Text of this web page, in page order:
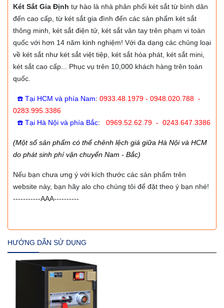
Két Sắt Gia Định tự hào là nhà phân phối két sắt từ bình dân
đến cao cấp, từ két sắt gia đình đến các sản phẩm két sắt
thông minh, két sắt điện tử, két sắt vân tay trên phạm vi toàn
quốc với hơn 14 năm kinh nghiệm! Với đa dạng các chủng loại
về két sắt như két sắt việt tiệp, két sắt hòa phát, két sắt mini,
két sắt cao cấp... Phục vụ trên 10,000 khách hàng trên toàn
quốc.
☎️ Tại HCM và phía Nam: 0933.48.1979 - 0948.020.788 -
0283.995.3386
☎️ Tại Hà Nội và phía Bắc: 0969.52.62.79 - 0243.647.3386
(Một số sản phẩm có thể chênh lệch giá giữa Hà Nội và HCM
do phát sinh phí vận chuyển Nam - Bắc)
Nếu bạn chưa ưng ý với kích thước các sản phẩm trên
website này, bạn hãy alo cho chúng tôi để đặt theo ý bạn nhé!
-----------AAA----------
HƯỚNG DẪN SỬ DỤNG